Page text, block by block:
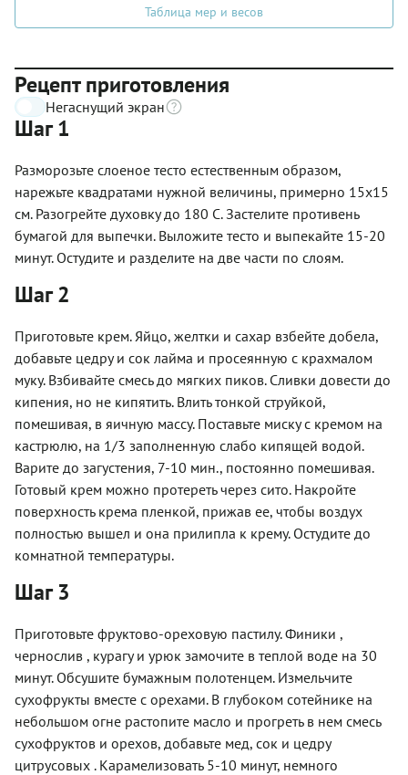
Таблица мер и весов
Рецепт приготовления
Негаснущий экран
Шаг 1
Разморозьте слоеное тесто естественным образом,
нарежьте квадратами нужной величины, примерно 15х15
см. Разогрейте духовку до 180 С. Застелите противень
бумагой для выпечки. Выложите тесто и выпекайте 15-20
минут. Остудите и разделите на две части по слоям.
Шаг 2
Приготовьте крем. Яйцо, желтки и сахар взбейте добела,
добавьте цедру и сок лайма и просеянную с крахмалом
муку. Взбивайте смесь до мягких пиков. Сливки довести до
кипения, но не кипятить. Влить тонкой струйкой,
помешивая, в яичную массу. Поставьте миску с кремом на
кастрюлю, на 1/3 заполненную слабо кипящей водой.
Варите до загустения, 7-10 мин., постоянно помешивая.
Готовый крем можно протереть через сито. Накройте
поверхность крема пленкой, прижав ее, чтобы воздух
полностью вышел и она прилипла к крему. Остудите до
комнатной температуры.
Шаг 3
Приготовьте фруктово-ореховую пастилу. Финики ,
чернослив , курагу и урюк замочите в теплой воде на 30
минут. Обсушите бумажным полотенцем. Измельчите
сухофрукты вместе с орехами. В глубоком сотейнике на
небольшом огне растопите масло и прогреть в нем смесь
сухофруктов и орехов, добавьте мед, сок и цедру
цитрусовых . Карамелизовать 5-10 минут, немного